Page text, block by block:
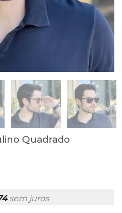
Quadrado
sem juros